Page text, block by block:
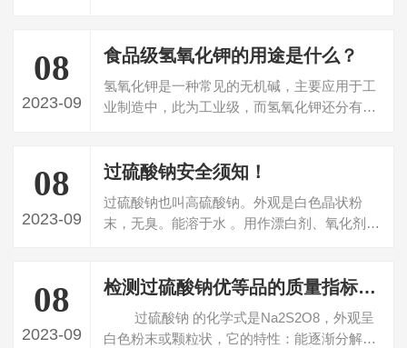
合：乳...
08
2023-09
食品级氢氧化钾的用途是什么？
氢氧化钾是一种常见的无机碱，主要应用于工
业制造中，此为工业级，而氢氧化钾还分有食
氧化...
08
2023-09
过硫酸钠安全须知！
过硫酸钠也叫高硫酸钠。外观是白色晶状粉
末，无臭。能溶于水 。用作漂白剂、氧化剂、
疹和（或）...
08
2023-09
检测过硫酸钠优等品的质量指标有哪些
过硫酸钠 的化学式是Na2S2O8，外观呈
白色粉末或颗粒状，它的特性：能逐渐分解，